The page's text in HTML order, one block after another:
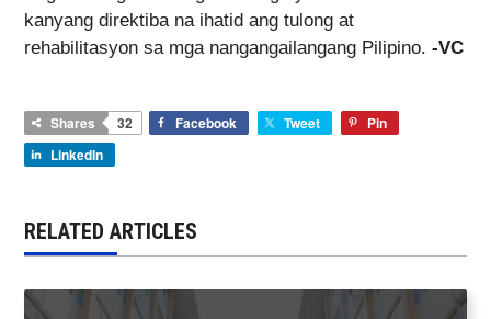
kanyang direktiba na ihatid ang tulong at
rehabilitasyon sa mga nangangailangang Pilipino. -VC
Shares 32 Facebook Tweet
Pin
LinkedIn
RELATED ARTICLES